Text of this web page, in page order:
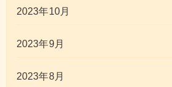
2023年10月
2023年9月
2023年8月